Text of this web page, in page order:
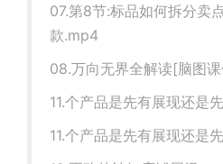
07.第8节:标品如何拆分卖
款.mp4
08.万向无界全解读[脑图
11.个产品是先有展现还是
11.个产品是先有展现还是